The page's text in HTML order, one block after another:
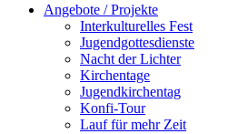
Angebote / Projekte
Interkulturelles Fest
Jugendgottesdienste
Nacht der Lichter
Kirchentage
Jugendkirchentag
Konfi-Tour
Lauf für mehr Zeit